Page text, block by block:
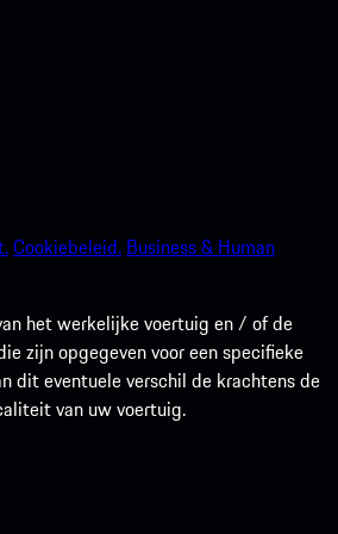
Cookiebeleid. Business & Human
het werkelijke voertuig en / of de
zijn opgegeven voor een specifieke
dit eventuele verschil de krachtens de
van uw voertuig.